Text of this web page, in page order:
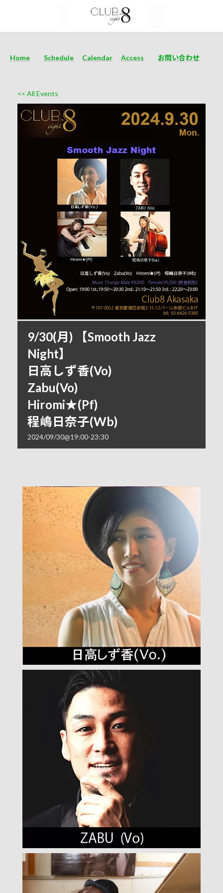
Home Schedule Calendar Access お問い合わせ
<< All Events
9/30(月) 【Smooth Jazz
Night】
日高しず香(Vo)
Zabu(Vo)
Hiromi★(Pf)
程嶋日奈子(Wb)
2024/09/30@19:00-23:30